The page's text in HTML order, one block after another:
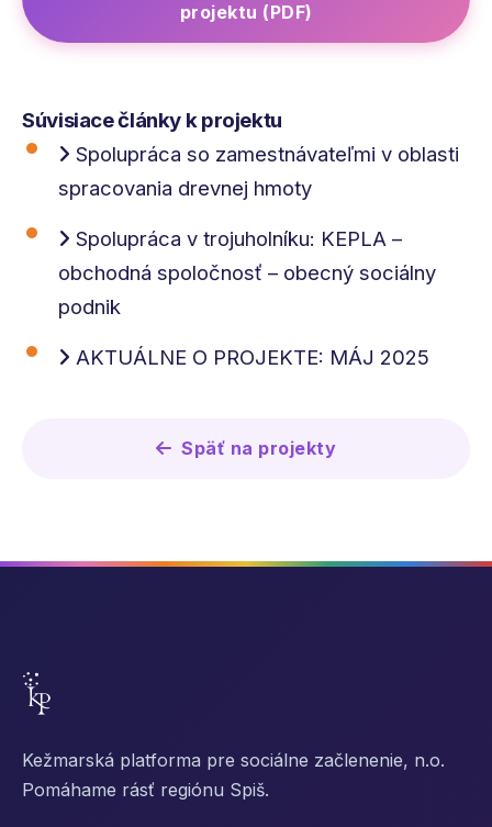
projektu (PDF)
Súvisiace články k projektu
Spolupráca so zamestnávateľmi v oblasti
spracovania drevnej hmoty
Spolupráca v trojuholníku: KEPLA –
obchodná spoločnosť – obecný sociálny
podnik
AKTUÁLNE O PROJEKTE: MÁJ 2025
Späť na projekty
Kežmarská platforma pre sociálne začlenenie, n.o.
Pomáhame rásť regiónu Spiš.